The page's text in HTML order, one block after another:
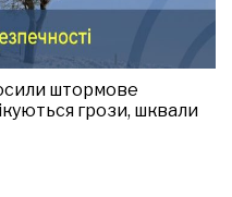
штормове
грози, шквали